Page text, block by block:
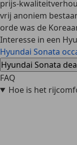
prijs-
vrij anoniem
orde was de
Interesse in een
Hyundai Sonata
Hyundai Sonata
FAQ
Hoe is het